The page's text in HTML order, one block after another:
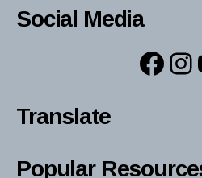
Social Media
Translate
Popular